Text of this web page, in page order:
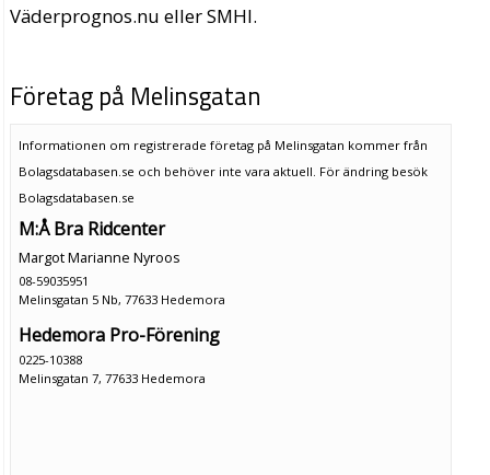
Väderprognos.nu eller SMHI.
Företag på Melinsgatan
Informationen om registrerade företag på Melinsgatan kommer från
Bolagsdatabasen.se och behöver inte vara aktuell. För ändring besök
Bolagsdatabasen.se
M:Å Bra Ridcenter
Margot Marianne Nyroos
08-59035951
Melinsgatan 5 Nb, 77633 Hedemora
Hedemora Pro-Förening
0225-10388
Melinsgatan 7, 77633 Hedemora